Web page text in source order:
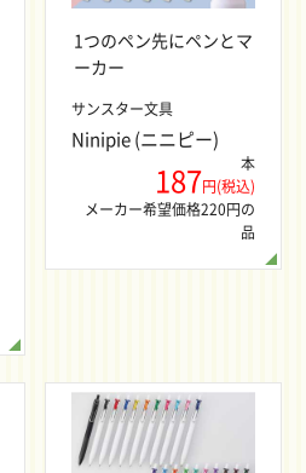
1つのペン先にペンとマ
ーカー
サンスター文具
Ninipie (ニニピー)
本
187円(税込)
メーカー希望価格220円の
品